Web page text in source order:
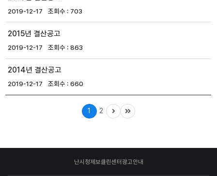
2019-12-17 703
2015년 결산공고
2019-12-17 863
2014년 결산공고
2019-12-17 660
1 2
난시청제보클린센터광고안내